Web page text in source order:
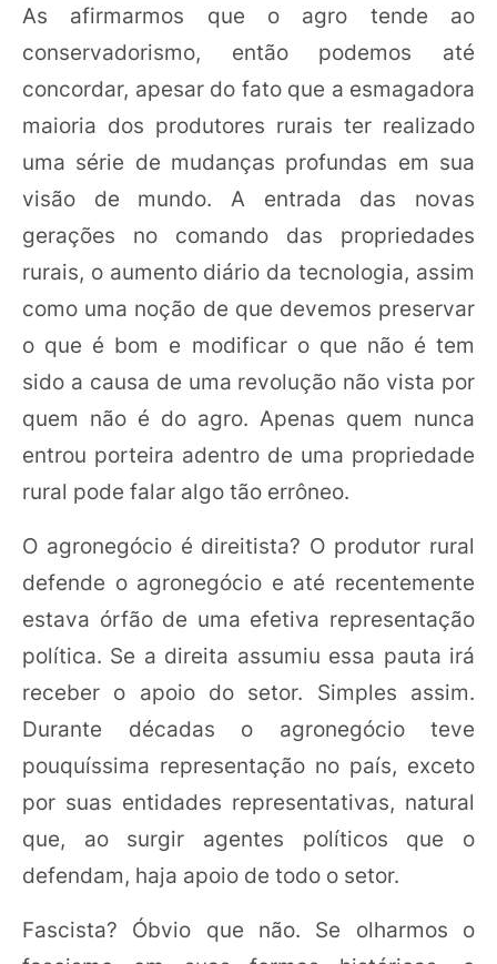
As afirmarmos que o agro tende ao
conservadorismo, então podemos até
concordar, apesar do fato que a esmagadora
maioria dos produtores rurais ter realizado
uma série de mudanças profundas em sua
visão de mundo. A entrada das novas
gerações no comando das propriedades
rurais, o aumento diário da tecnologia, assim
como uma noção de que devemos preservar
o que é bom e modificar o que não é tem
sido a causa de uma revolução não vista por
quem não é do agro. Apenas quem nunca
entrou porteira adentro de uma propriedade
rural pode falar algo tão errôneo.
O agronegócio é direitista? O produtor rural
defende o agronegócio e até recentemente
estava órfão de uma efetiva representação
política. Se a direita assumiu essa pauta irá
receber o apoio do setor. Simples assim.
Durante décadas o agronegócio teve
pouquíssima representação no país, exceto
por suas entidades representativas, natural
que, ao surgir agentes políticos que o
defendam, haja apoio de todo o setor.
Fascista? Óbvio que não. Se olharmos o